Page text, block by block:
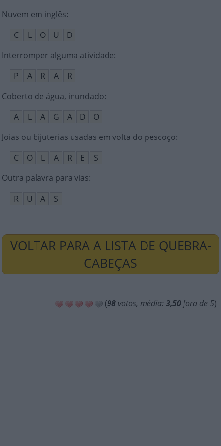
Nuvem em inglês:
C
L O U
D
Interromper alguma atividade:
P
A R A
R
Coberto de água, inundado:
A
L A G A D
O
Joias ou bijuterias usadas em volta do pescoço:
C
O L A R E
S
Outra palavra para vias:
R
U A S
VOLTAR PARA A LISTA DE QUEBRA-
CABEÇAS
(98 votos, média: 3,50 fora de 5)